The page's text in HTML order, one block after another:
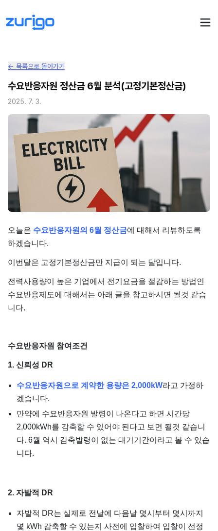
PPA 계약
수요기업 PPA 계산
발전소 PPA 계산
PPA 매칭 LIVE
PPA 관리
PPA 모니터링
PPA 파트너스
전기요금 시뮬레이션
PPA 매뉴얼
PPA FAQ
UPDATED
인사이트
단가
회사소개
← 목록으로 돌아가기
수요반응자원 정산금 6월 분석(고정기본정산금)
2025. 7. 3.
오늘은 수요반응자원의 6월 정산금에 대해서 리뷰하도록
하겠습니다.
이번달은 고정기본정산금만 지급이 되는 달입니다.
전력사용량이 높은 기업에서 전기요금을 절감하는 방법인
수요반응제도에 대해서는 아래 글을 참고하시면 될것 같습
니다.
수요반응자원 참여조건
1. 신뢰성 DR
수요반응자원으로 계약한 용량은 2,000kW라고 가정하
겠습니다.
만약에 수요반응자원 발령이 나온다고 하면 시간당
2,000kWh를 감축할 수 있어야 된다고 보면 될것 같습니
다. 6월 역시 감축발령이 없는 대기기간이라고 볼 수 있습
니다.
2. 자발적 DR
자발적 DR는 실제로 전날에 다음날 몇시부터 몇시까지
몇 kWh 감축할 수 있는지 사전에 입찰하여 입찰이 선정